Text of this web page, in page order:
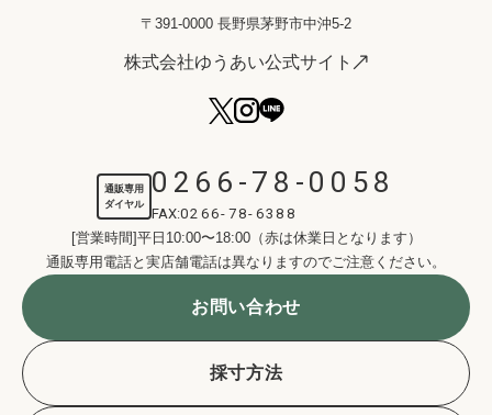
〒391-0000 長野県茅野市中沖5-2
株式会社ゆうあい公式サイト
通販専用
ダイヤル
0266-78-0058
FAX:0266-78-6388
[営業時間]平日10:00〜18:00（赤は休業日となります）
通販専用電話と実店舗電話は異なりますのでご注意ください。
お問い合わせ
採寸方法